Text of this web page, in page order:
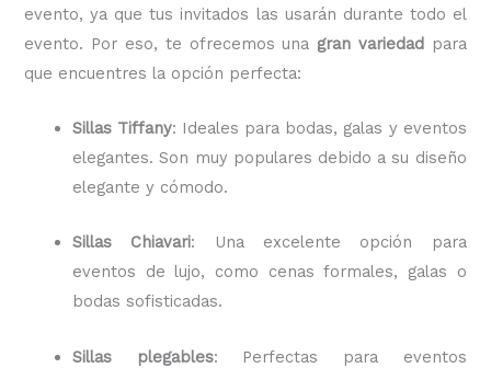
evento, ya que tus invitados las usarán durante todo el
evento. Por eso, te ofrecemos una gran variedadpara
que encuentres la opción perfecta:
Sillas Tiffany: Ideales para bodas, galas y eventos
elegantes. Son muy populares debido a su diseño
elegante y cómodo.
Sillas Chiavari: Una excelente opción para
eventos de lujo, como cenas formales, galas o
bodas sofisticadas.
Sillas plegables: Perfectas para eventos